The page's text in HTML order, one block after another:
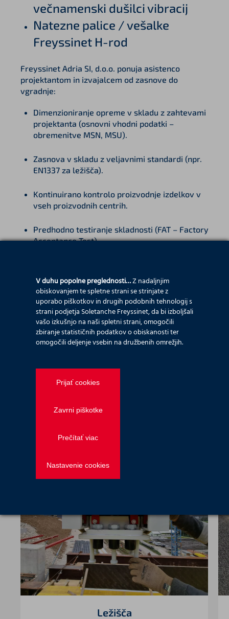
večnamenski dušilci vibracij
Natezne palice / vešalke
Freyssinet H-rod
Freyssinet Adria SI, d.o.o. ponuja asistenco
projektantom in izvajalcem od zasnove do
vgradnje:
Dimenzioniranje opreme v skladu z zahtevami
projektanta (osnovni vhodni podatki –
obremenitve MSN, MSU).
Zasnova v skladu z veljavnimi standardi (npr.
EN1337 za ležišča).
Kontinuirano kontrolo proizvodnje izdelkov v
vseh proizvodnih centrih.
Predhodno testiranje skladnosti (FAT – Factory
Acceptance Test).
stanje na terenu.
SVETUJEMO, DOBAVIMO, VGRADIMO...
Oprema objektov
Ležišča
V duhu popolne preglednosti…Z nadaljnjim
obiskovanjem te spletne strani se strinjate z
uporabo piškotkov in drugih podobnih tehnologij s
strani podjetja Soletanche Freyssinet, da bi izboljšali
vašo izkušnjo na naši spletni strani, omogočili
zbiranje statističnih podatkov o obiskanosti ter
omogočili deljenje vsebin na družbenih omrežjih.
Prijať cookies
Zavrni piškotke
Prečítať viac
Nastavenie cookies